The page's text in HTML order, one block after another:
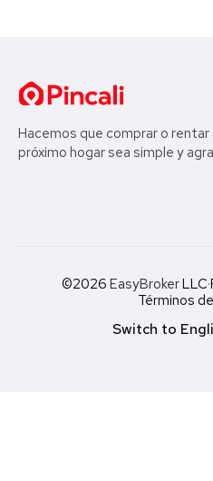
Hacemos que comprar o rentar
próximo hogar sea simple y
©2026 EasyBrokerLLC·
Términos
Switch to